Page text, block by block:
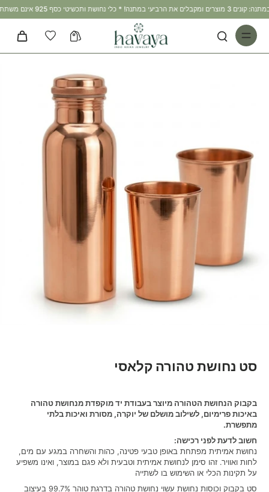
סט נחושת טהורה קלאסי
בקבוק הנחושת הטהורה מיוצר בעבודת יד מוקפדת מנחושת טהורה
באיכות פרימיום, לשילוב מושלם של יוקרה, מסורת ואיכות בלתי
מתפשרת.
חשוב לדעת לפני רכישה:
נחושת אמיתית מפתחת באופן טבעי פטינה, כהות והשחרה במגע עם מים,
לחות ואוויר. זהו סימן לנחושת אמיתית וטבעית ולא פגם במוצר, ואינו משפיע
על תקינות הכלי או השימוש בו לשתייה
סט בקבוק וכוסות נחושת עשוי נחושת טהורה בדרגת טוהר 99.7% בעיצוב